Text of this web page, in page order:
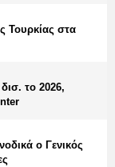
Τουρκίας στα
το 2026,
ο Γενικός